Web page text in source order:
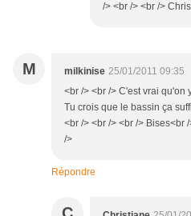
/> <br /> <br />
M milkinise 25/01/2011 09:35
<br /> <br /> C'est vrai qu'on
Tu crois que le bassin ça
<br /> <br /> <br /> Bises<br
/>
Répondre